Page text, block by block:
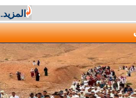
المزيد...